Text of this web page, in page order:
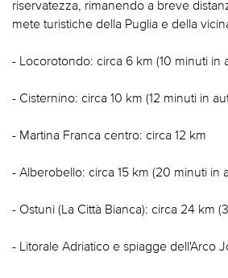
riservatezza, rimanendo a breve
mete turistiche della Puglia e della
- Locorotondo: circa 6 km (10 minuti in
- Cisternino: circa 10 km (12 minuti in
- Martina Franca centro: circa 12 km
- Alberobello: circa 15 km (20 minuti in
- Ostuni (La Città Bianca): circa 24 km
- Litorale Adriatico e spiagge dell'Arco